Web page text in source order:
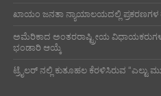
ಖಾಯಂ ಜನತಾ ನ್ಯಾಯಾಲಯದಲ್ಲಿ ಪ್ರಕರಣಗಳ
ಅಮೆರಿಕಾದ ಅಂತರರಾಷ್ಟ್ರೀಯ ವಿಧಾಯಕರುಗಳ
ಭಂಡಾರಿ ಆಯ್ಕೆ
ಟ್ರೈಲರ್ ನಲ್ಲಿ ಕುತೂಹಲ ಕೆರಳಿಸಿರುವ “ಎಲ್ಟು